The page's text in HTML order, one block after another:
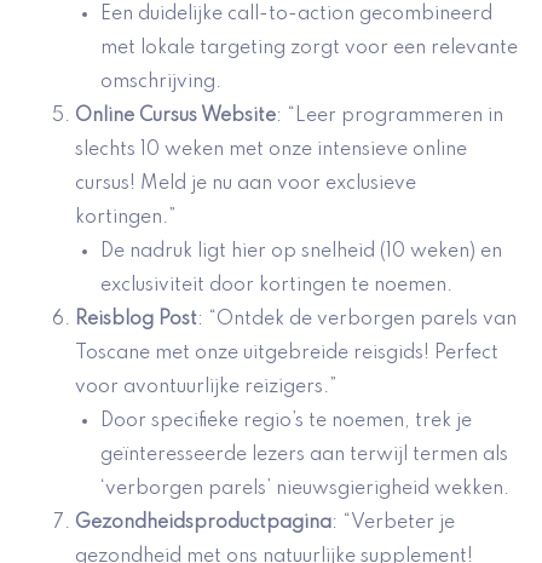
Een duidelijke call-to-action gecombineerd
met lokale targeting zorgt voor een relevante
omschrijving.
Online Cursus Website: “Leer programmeren in
slechts 10 weken met onze intensieve online
cursus! Meld je nu aan voor exclusieve
kortingen.”
De nadruk ligt hier op snelheid (10 weken) en
exclusiviteit door kortingen te noemen.
Reisblog Post: “Ontdek de verborgen parels van
Toscane met onze uitgebreide reisgids! Perfect
voor avontuurlijke reizigers.”
Door specifieke regio’s te noemen, trek je
geïnteresseerde lezers aan terwijl termen als
‘verborgen parels’ nieuwsgierigheid wekken.
Gezondheidsproductpagina: “Verbeter je
gezondheid met ons natuurlijke supplement!